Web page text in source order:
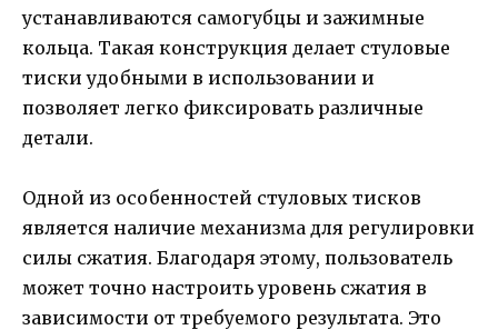
устанавливаются самогубцы и зажимные
кольца. Такая конструкция делает стуловые
тиски удобными в использовании и
позволяет легко фиксировать различные
детали.
Одной из особенностей стуловых тисков
является наличие механизма для регулировки
силы сжатия. Благодаря этому, пользователь
может точно настроить уровень сжатия в
зависимости от требуемого результата. Это